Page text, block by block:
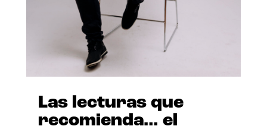
Las lecturas que
recomienda… el